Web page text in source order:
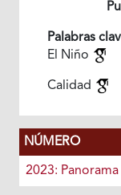
Palabras
El Niño
Calidad
NÚMERO
2023: